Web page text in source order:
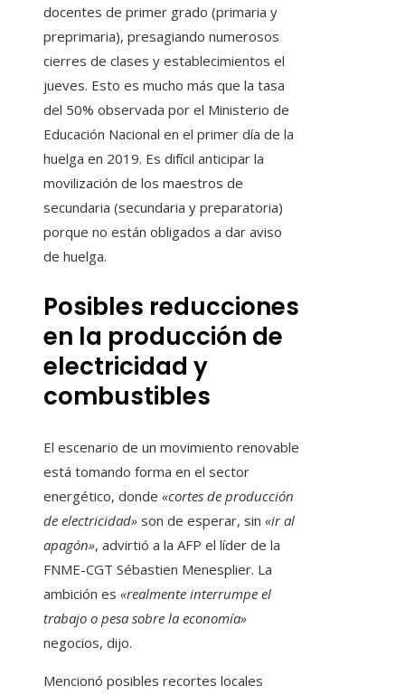
docentes de primer grado (primaria y
preprimaria), presagiando numerosos
cierres de clases y establecimientos el
jueves. Esto es mucho más que la tasa
del 50% observada por el Ministerio de
Educación Nacional en el primer día de la
huelga en 2019. Es difícil anticipar la
movilización de los maestros de
secundaria (secundaria y preparatoria)
porque no están obligados a dar aviso
de huelga.
Posibles reducciones
en la producción de
electricidad y
combustibles
El escenario de un movimiento renovable
está tomando forma en el sector
energético, donde «cortes de producción
de electricidad» son de esperar, sin «ir al
apagón», advirtió a la AFP el líder de la
FNME-CGT Sébastien Menesplier. La
ambición es «realmente interrumpe el
trabajo o pesa sobre la economía»
negocios, dijo.
Mencionó posibles recortes locales